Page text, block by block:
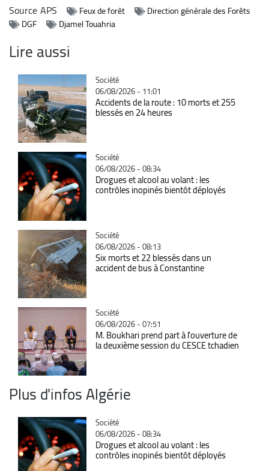
SourceAPS Feux de forêt
Direction générale des Forêts
DGF
Djamel Touahria
Lire aussi
Catégorie
Société
06/08/2026 - 11:01
Accidents de la route : 10 morts et 255
blessés en 24 heures
Catégorie
Société
06/08/2026 - 08:34
Drogues et alcool au volant : les
contrôles inopinés bientôt déployés
Catégorie
Société
06/08/2026 - 08:13
Six morts et 22 blessés dans un
accident de bus à Constantine
Catégorie
Société
06/08/2026 - 07:51
M. Boukhari prend part à l'ouverture de
la deuxième session du CESCE tchadien
Plus d'infos Algérie
Catégorie
Société
06/08/2026 - 08:34
Drogues et alcool au volant : les
contrôles inopinés bientôt déployés